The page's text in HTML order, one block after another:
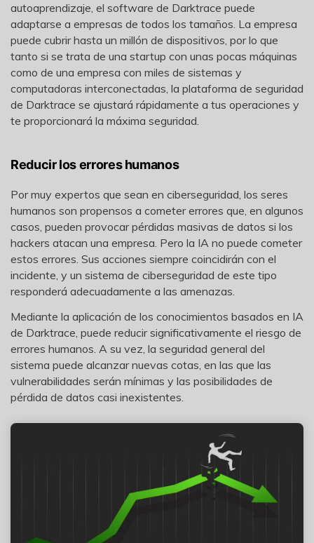
Reparador de Fotos con IA
Arregla fotos dañadas, mejora su nitidez y revive tus
recuerdos más valiosos con el poder de la IA.
Continuar Prueba Online
autoaprendizaje, el software de Darktrace puede
adaptarse a empresas de todos los tamaños. La empresa
puede cubrir hasta un millón de dispositivos, por lo que
tanto si se trata de una startup con unas pocas máquinas
como de una empresa con miles de sistemas y
computadoras interconectadas, la plataforma de seguridad
de Darktrace se ajustará rápidamente a tus operaciones y
te proporcionará la máxima seguridad.
Reducir los errores humanos
Por muy expertos que sean en ciberseguridad, los seres
humanos son propensos a cometer errores que, en algunos
casos, pueden provocar pérdidas masivas de datos si los
hackers atacan una empresa. Pero la IA no puede cometer
estos errores. Sus acciones siempre coincidirán con el
incidente, y un sistema de ciberseguridad de este tipo
responderá adecuadamente a las amenazas.
Mediante la aplicación de los conocimientos basados en IA
de Darktrace, puede reducir significativamente el riesgo de
errores humanos. A su vez, la seguridad general del
sistema puede alcanzar nuevas cotas, en las que las
vulnerabilidades serán mínimas y las posibilidades de
pérdida de datos casi inexistentes.